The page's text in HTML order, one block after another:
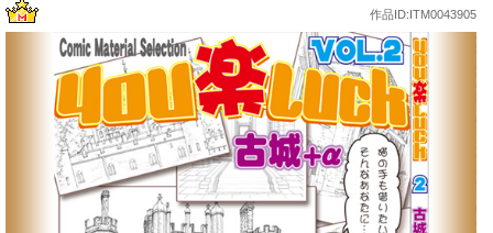
作品ID:ITM0043905